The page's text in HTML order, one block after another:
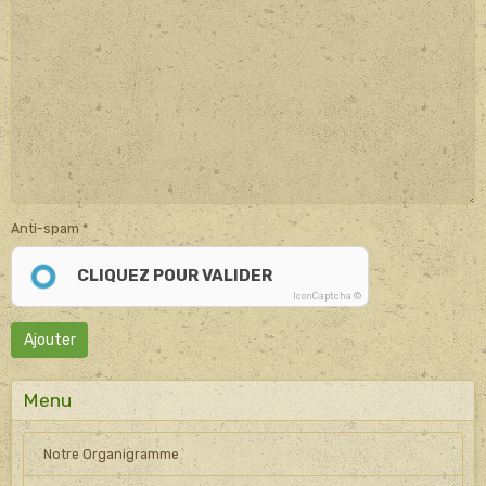
Anti-spam
CLIQUEZ POUR VALIDER
IconCaptcha ©
Ajouter
Menu
Notre Organigramme